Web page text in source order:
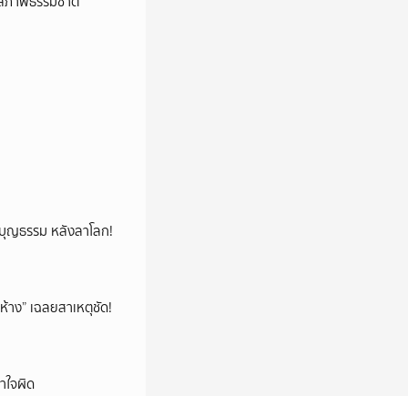
ญธรรม หลังลาโลก!
ง” เฉลยสาเหตุชัด!
ใจผิด